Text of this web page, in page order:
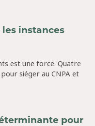
les instances
est une force. Quatre
siéger au CNPA et
pour